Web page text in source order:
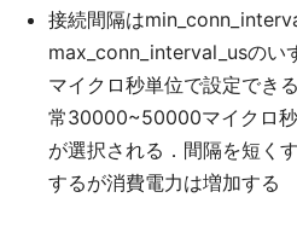
接続間隔は
max_conn_interval_usのい
マイクロ秒単位で設定でき
常30000~50000マイクロ
が選択される．間隔を短く
するが消費電力は増加する